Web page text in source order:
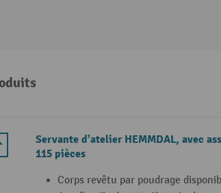
Servante d'atelier HEMMDAL, avec
115 pièces
Corps revêtu par poudrage